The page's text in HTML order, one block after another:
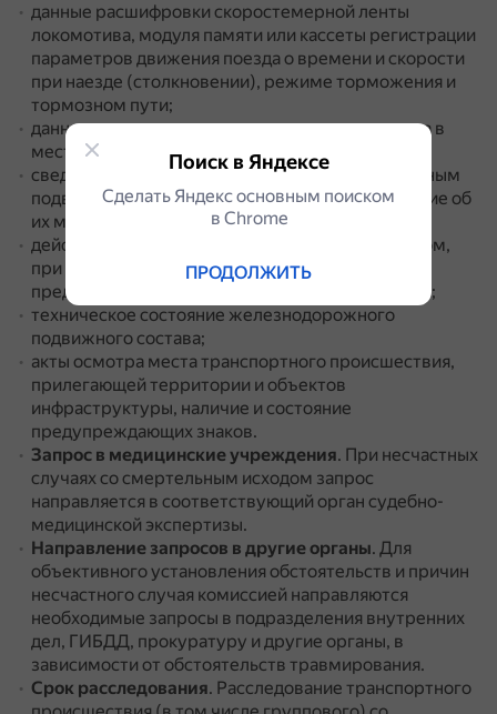
данные расшифровки скоростемерной ленты
локомотива, модуля памяти или кассеты регистрации
параметров движения поезда о времени и скорости
при наезде (столкновении), режиме торможения и
тормозном пути;
данные о зоне видимости движения локомотива в
месте транспортного происшествия;
сведения о лицах, управлявших железнодорожным
подвижным составом, их объяснения, заключение об
их медицинском освидетельствовании;
действия лиц, управлявших подвижным составом,
при следовании поезда и принимаемые меры к
предотвращению транспортного происшествия;
техническое состояние железнодорожного
подвижного состава;
акты осмотра места транспортного происшествия,
прилегающей территории и объектов
инфраструктуры, наличие и состояние
предупреждающих знаков.
Запрос в медицинские учреждения. При несчастных
случаях со смертельным исходом запрос
направляется в соответствующий орган судебно-
медицинской экспертизы.
Направление запросов в другие органы. Для
объективного установления обстоятельств и причин
несчастного случая комиссией направляются
необходимые запросы в подразделения внутренних
дел, ГИБДД, прокуратуру и другие органы, в
зависимости от обстоятельств травмирования.
Срок расследования. Расследование транспортного
Поиск в Яндексе
Сделать Яндекс основным поиском
в Сhrome
ПРОДОЛЖИТЬ